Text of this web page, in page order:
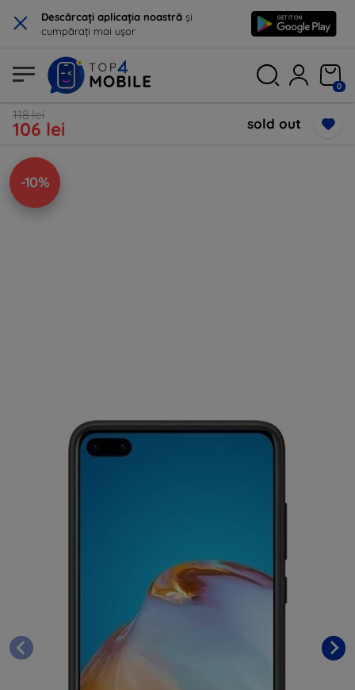
× Descărcați aplicația noastră și
cumpărați mai ușor
0
118 lei
106 lei sold out
-10%